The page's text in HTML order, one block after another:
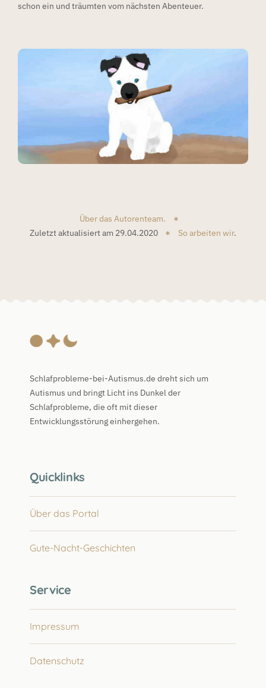
schon ein und träumten vom nächsten Abenteuer.
Über das Autorenteam.
Zuletzt aktualisiert am 29.04.2020
So arbeiten wir.
Schlafprobleme-bei-Autismus.de dreht sich um
Autismus und bringt Licht ins Dunkel der
Schlafprobleme, die oft mit dieser
Entwicklungsstörung einhergehen.
Quicklinks
Über das Portal
Gute-Nacht-Geschichten
Service
Impressum
Datenschutz